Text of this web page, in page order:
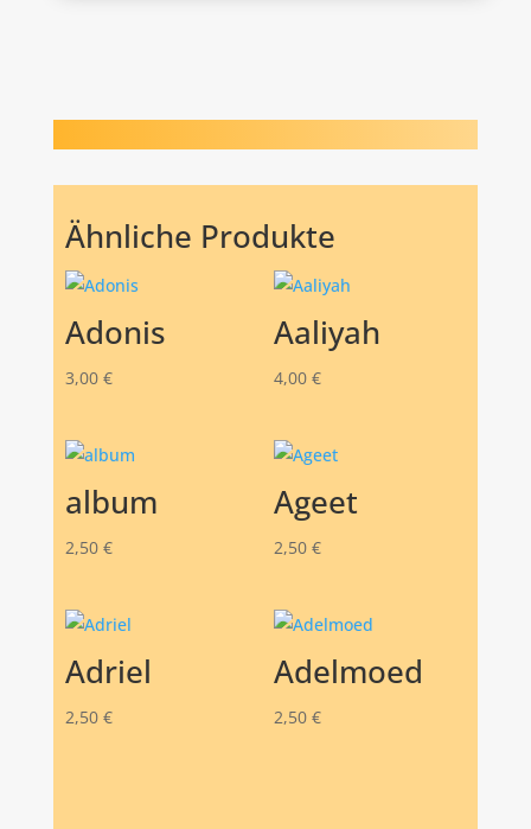
Ähnliche Produkte
Adonis
3,00 €
Aaliyah
4,00 €
album
2,50 €
Ageet
2,50 €
Adriel
2,50 €
Adelmoed
2,50 €